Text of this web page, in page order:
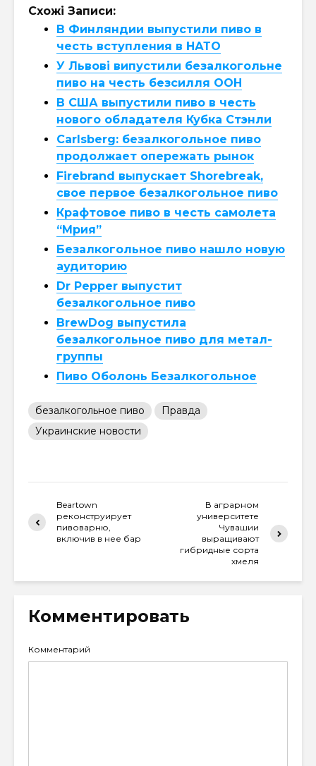
Схожі Записи:
В Финляндии выпустили пиво в
честь вступления в НАТО
У Львові випустили безалкогольне
пиво на честь безсилля ООН
В США выпустили пиво в честь
нового обладателя Кубка Стэнли
Carlsberg: безалкогольное пиво
продолжает опережать рынок
Firebrand выпускает Shorebreak,
свое первое безалкогольное пиво
Крафтовое пиво в честь самолета
“Мрия”
Безалкогольное пиво нашло новую
аудиторию
Dr Pepper выпустит
безалкогольное пиво
BrewDog выпустила
безалкогольное пиво для метал-
группы
Пиво Оболонь Безалкогольное
безалкогольное пиво
Правда
Украинские новости
Beartown
реконструирует
пивоварню,
включив в нее бар
В аграрном
университете
Чувашии
выращивают
гибридные сорта
хмеля
Комментировать
Комментарий